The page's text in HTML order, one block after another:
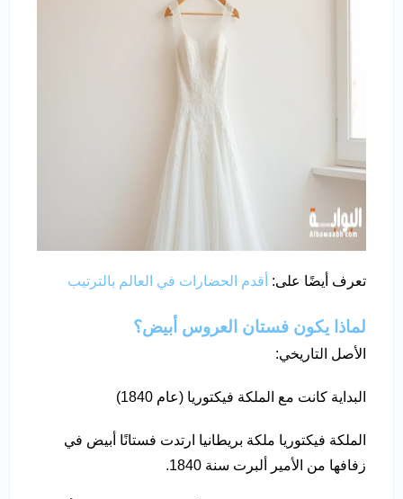
تعرف أيضًا على: أقدم الحضارات في العالم بالترتيب
لماذا يكون فستان العروس أبيض؟
الأصل التاريخي:
البداية كانت مع الملكة فيكتوريا (عام 1840)
الملكة فيكتوريا ملكة بريطانيا ارتدت فستانًا أبيض في
زفافها من الأمير ألبرت سنة 1840.